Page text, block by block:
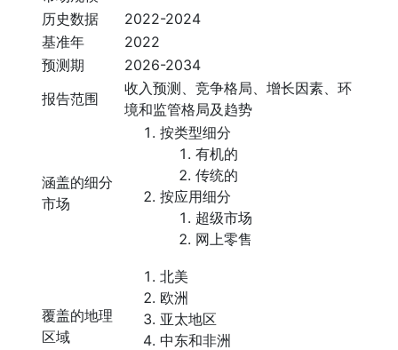
历史数据
2022-2024
基准年
2022
预测期
2026-2034
报告范围
收入预测、竞争格局、增长因素、环
境和监管格局及趋势
涵盖的细分
市场
按类型细分
有机的
传统的
按应用细分
超级市场
网上零售
覆盖的地理
区域
北美
欧洲
亚太地区
中东和非洲